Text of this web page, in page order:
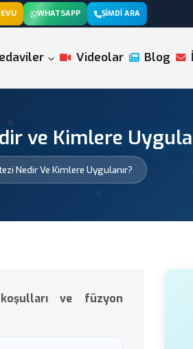
WHATSAPP ŞIMDI ARA
Videolar Blog
ve Kimlere
Nedir Ve Kimlere Uygulanır?
ve füzyon